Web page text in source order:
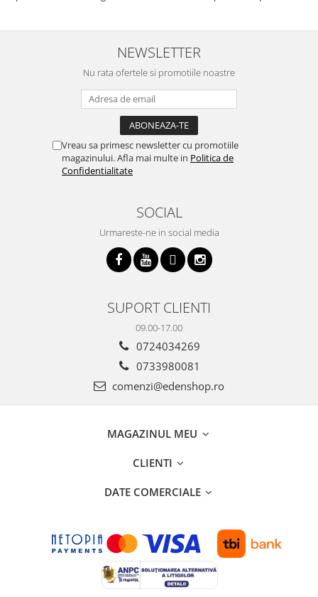
cratita...ma gandesc serios sa imi
cumpar si eu! Recomand mult !
buna, recomand cu drag !
NEWSLETTER
Nu rata ofertele si promotiile noastre
Vreau sa primesc newsletter cu promotiile
magazinului. Afla mai multe in Politica de
Confidentialitate
SOCIAL
Urmareste-ne in social media
SUPORT CLIENTI
09.00-17.00
0724034269
0733980081
comenzi@edenshop.ro
MAGAZINUL MEU
CLIENTI
DATE COMERCIALE